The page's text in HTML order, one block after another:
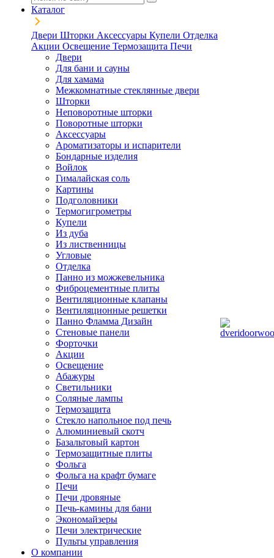
Каталог
Двери Шторки Аксессуары Купели Отделка
Акции Освещение Термозащита Печи
Двери
Для бани и сауны
Для хамама
Межкомнатные стеклянные двери
Шторки
Неповоротные шторки
Поворотные шторки
Аксессуары
Ароматизаторы и испарители
Бондарные изделия
Войлок
Гималайская соль
Картины
Подголовники
Термогигрометры
Купели
Из дуба
Из лиственницы
Угловые
Отделка
Панно из можжевельника
Фиброцементные плиты
Вентиляционные клапаны
Вентиляционные решетки
Панно Фламма Дизайн
Стеновые панели
Форточки
Акции
Освещение
Абажуры
Светильники
Соляные лампы
Термозащита
Стекло напольное под печь
Алюминиевый скотч
Базальтовый картон
Термозащитные плиты
Фольга
Фольга на крафт бумаге
Печи
Печи дровяные
Печь-камины для бани
Экономайзеры
Печи электрические
Пульты управления
О компании